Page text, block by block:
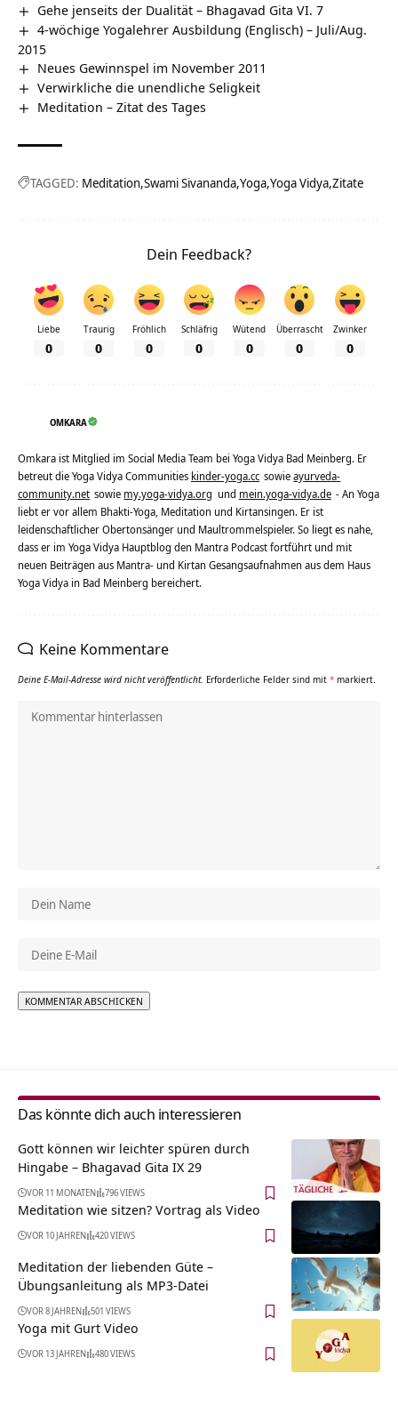
Gehe jenseits der Dualität – Bhagavad Gita VI. 7
4-wöchige Yogalehrer Ausbildung (Englisch) – Juli/Aug.
2015
Neues Gewinnspel im November 2011
Verwirkliche die unendliche Seligkeit
Meditation – Zitat des Tages
TAGGED: Meditation Swami Sivananda Yoga Yoga Vidya Zitate
Dein Feedback?
Liebe
0
Traurig
0
Fröhlich
0
Schläfrig
0
Wütend
0
Überrascht
0
Zwinker
0
OMKARA
Omkara ist Mitglied im Social Media Team bei Yoga Vidya Bad Meinberg. Er
betreut die Yoga Vidya Communities kinder-yoga.cc sowieayurveda-
community.net sowie my.yoga-vidya.org und mein.yoga-vidya.de - An Yoga
liebt er vor allem Bhakti-Yoga, Meditation und Kirtansingen. Er ist
leidenschaftlicher Obertonsänger und Maultrommelspieler. So liegt es nahe,
dass er im Yoga Vidya Hauptblog den Mantra Podcast fortführt und mit
neuen Beiträgen aus Mantra- und Kirtan Gesangsaufnahmen aus dem Haus
Yoga Vidya in Bad Meinberg bereichert.
Keine Kommentare
Deine E-Mail-Adresse wird nicht veröffentlicht. Erforderliche Felder sind mit * markiert.
Das könnte dich auch interessieren
Gott können wir leichter spüren durch
Hingabe – Bhagavad Gita IX 29
VOR 11 MONATEN 796 VIEWS
Meditation wie sitzen? Vortrag als Video
VOR 10 JAHREN 420 VIEWS
Meditation der liebenden Güte –
Übungsanleitung als MP3-Datei
VOR 8 JAHREN 501 VIEWS
Yoga mit Gurt Video
VOR 13 JAHREN 480 VIEWS